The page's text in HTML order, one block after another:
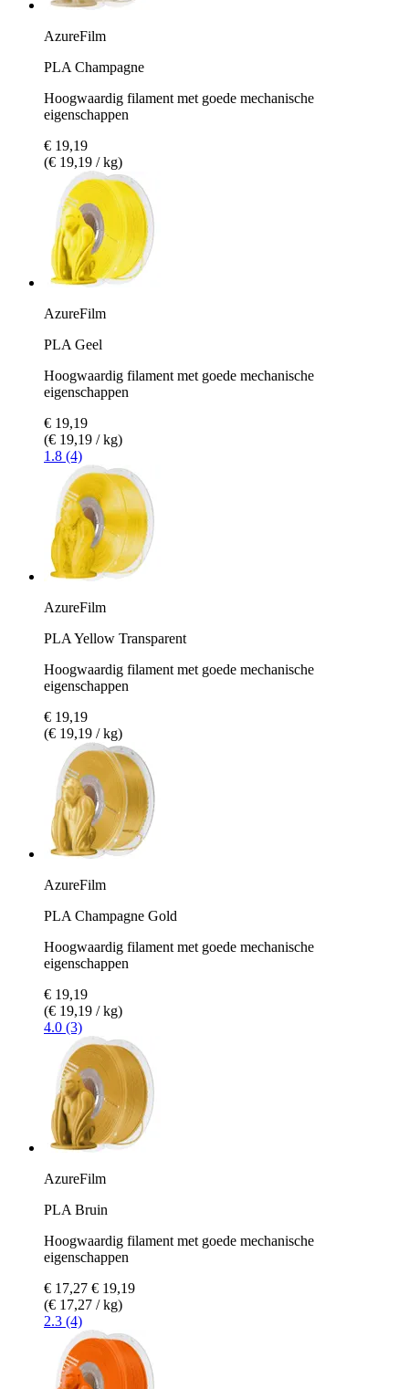
AzureFilm
PLA Champagne
Hoogwaardig filament met goede mechanische
eigenschappen
€ 19,19
(€ 19,19 / kg)
AzureFilm
PLA Geel
Hoogwaardig filament met goede mechanische
eigenschappen
€ 19,19
(€ 19,19 / kg)
1.8 (4)
AzureFilm
PLA Yellow Transparent
Hoogwaardig filament met goede mechanische
eigenschappen
€ 19,19
(€ 19,19 / kg)
AzureFilm
PLA Champagne Gold
Hoogwaardig filament met goede mechanische
eigenschappen
€ 19,19
(€ 19,19 / kg)
4.0 (3)
AzureFilm
PLA Bruin
Hoogwaardig filament met goede mechanische
eigenschappen
€ 17,27 € 19,19
(€ 17,27 / kg)
2.3 (4)